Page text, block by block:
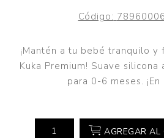
Código:
¡Mantén a tu bebé tranquilo
Kuka Premium! Suave
para 0-6 meses. ¡En
AGREGAR AL